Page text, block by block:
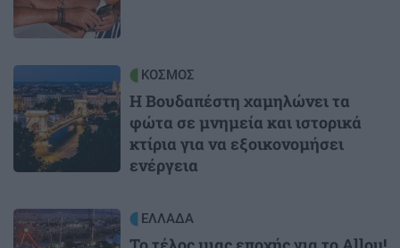
ΚΟΣΜΟΣ
Η Βουδαπέστη χαμηλώνει τα
φώτα σε μνημεία και ιστορικά
κτίρια για να εξοικονομήσει
ενέργεια
Image ΕΛΛΑΔΑ